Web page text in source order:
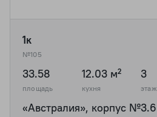
1к
№105
33.58
площадь
12.03 м²
кухня
3
этаж
«Австралия», корпус №3.6